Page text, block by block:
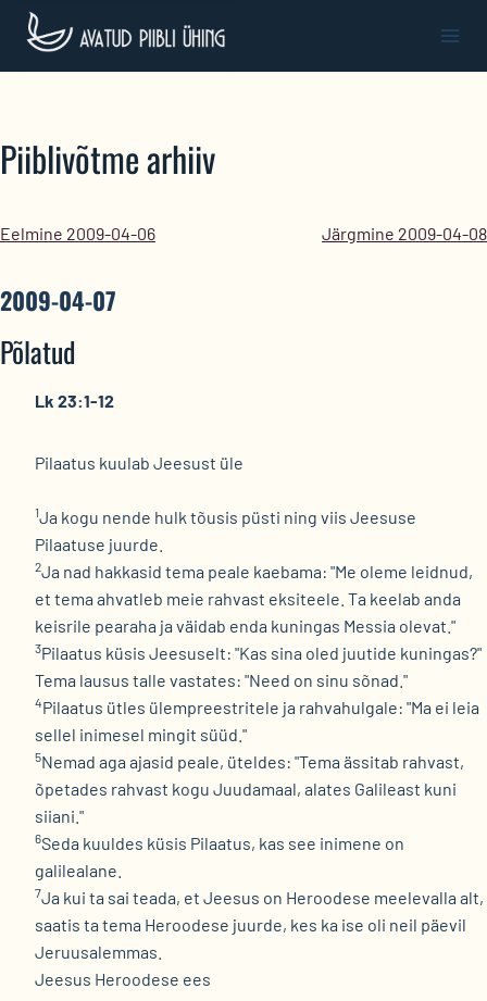
Skip
content
Piiblivõtme arhiiv
Eelmine 2009-04-06 Järgmine 2009-04-08
2009-04-07
Põlatud
Lk 23:1-12
Pilaatus kuulab Jeesust üle
1Ja kogu nende hulk tõusis püsti ning viis Jeesuse
Pilaatuse juurde.
2Ja nad hakkasid tema peale kaebama: "Me oleme leidnud,
et tema ahvatleb meie rahvast eksiteele. Ta keelab anda
keisrile pearaha ja väidab enda kuningas Messia olevat."
3Pilaatus küsis Jeesuselt: "Kas sina oled juutide kuningas?"
Tema lausus talle vastates: "Need on sinu sõnad."
4Pilaatus ütles ülempreestritele ja rahvahulgale: "Ma ei leia
sellel inimesel mingit süüd."
5Nemad aga ajasid peale, üteldes: "Tema ässitab rahvast,
õpetades rahvast kogu Juudamaal, alates Galileast kuni
siiani."
6Seda kuuldes küsis Pilaatus, kas see inimene on
galilealane.
7Ja kui ta sai teada, et Jeesus on Heroodese meelevalla alt,
saatis ta tema Heroodese juurde, kes ka ise oli neil päevil
Jeruusalemmas.
Jeesus Heroodese ees